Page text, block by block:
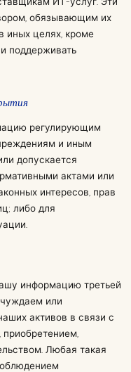
ИТ-услуг. Эти
обязывающим их
иных целях, кроме
поддерживать
регулирующим
и иным
допускается
актами или
интересов, прав
либо для
информацию третьей
или
активов в связи с
Любая такая